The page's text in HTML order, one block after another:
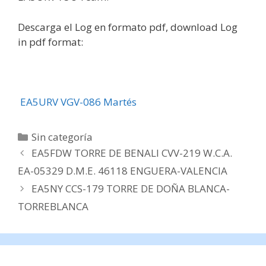
Descarga el Log en formato pdf, download Log
in pdf format:
EA5URV VGV-086 Martés
Categorías
Sin categoría
EA5FDW TORRE DE BENALI CVV-219 W.C.A.
EA-05329 D.M.E. 46118 ENGUERA-VALENCIA
EA5NY CCS-179 TORRE DE DOÑA BLANCA-
TORREBLANCA